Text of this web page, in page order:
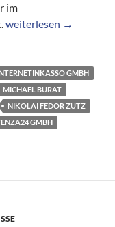
im
Anhaltendes
weiterlesen →
GMBH
MICHAEL BURAT
NIKOLAI FEDOR ZUTZ
GMBH